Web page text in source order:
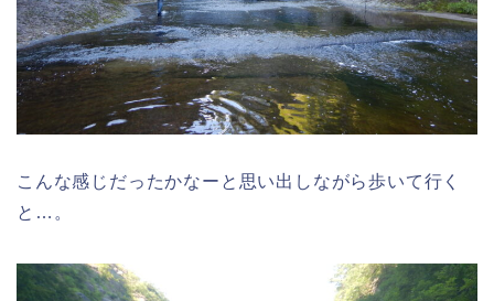
こんな感じだったかなーと思い出しながら歩いて行く
と…。